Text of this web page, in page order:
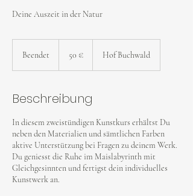
Deine Auszeit in der Natur
Beendet
d
t
50 € Hof Buchwald
Beschreibung
In diesem zweistündigen Kunstkurs erhältst Du
neben den Materialien und sämtlichen Farben
aktive Unterstützung bei Fragen zu deinem Werk.
Du geniesst die Ruhe im Maislabyrinth mit
Gleichgesinnten und fertigst dein individuelles
Kunstwerk an.